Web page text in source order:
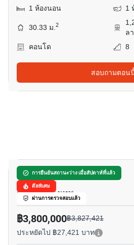
1 ห้องนอน 1
30.33 ม.2
ล
คอนโด
8
สอบถามตอน
การยืนยันสถานะว่าง เมื่อสัปดาห์ที่แล้ว
ดีลพิเศษ
ผ่านการตรวจสอบแล้ว
อีควิน๊อกซ์ พหล-วิภา
จอมพล, กรุงเทพ
฿3,800,000฿3,827,421
ประหยัดไป ฿27,421 บาท